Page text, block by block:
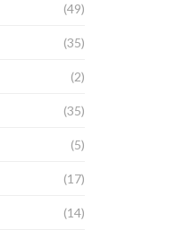
(49)
(35)
(2)
(35)
(5)
(17)
(14)